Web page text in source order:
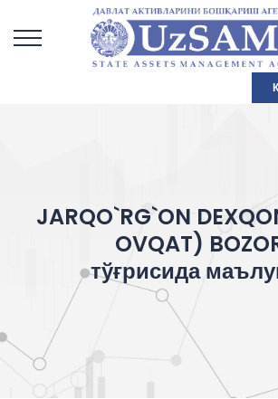
JARQO`RG`ON
OVQAT)
тўғрисида